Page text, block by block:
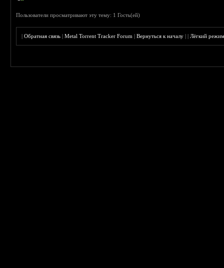
Пользователи просматривают эту тему: 1 Гость(ей)
|Обратная связь |Metal Torrent Tracker Forum |Вернуться к началу ||Лёгкий